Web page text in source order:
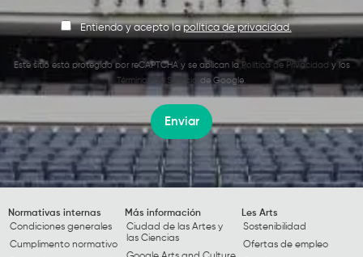
Entiendo y acepto lapolítica de privacidad.
Este sitio está protegido por reCAPTCHA y se aplican la Política de Privacidad y los
Términos de Servicio de Google.
Enviar
Normativas internas
Condiciones generales
Cumplimento normativo
Más información
Ciudad de las Artes y
las Ciencias
Les Arts
Sostenibilidad
Ofertas de empleo